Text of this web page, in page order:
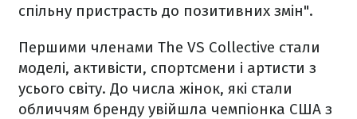
спільну пристрасть до позитивних змін".
Першими членами The VS Collective стали
моделі, активісти, спортсмени і артисти з
усього світу. До числа жінок, які стали
обличчям бренду увійшла чемпіонка США з